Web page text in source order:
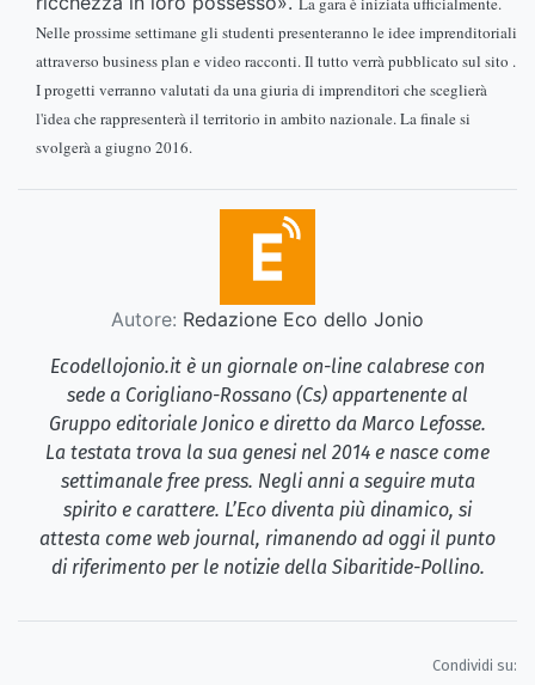
Nelle prossime settimane gli studenti presenteranno le idee imprenditoriali
attraverso business plan e video racconti. Il tutto verrà pubblicato sul sito .
I progetti verranno valutati da una giuria di imprenditori che sceglierà
l'idea che rappresenterà il territorio in ambito nazionale. La finale si
svolgerà a giugno 2016.
Autore: Redazione Eco dello Jonio
Ecodellojonio.it è un giornale on-line calabrese con
sede a Corigliano-Rossano (Cs) appartenente al
Gruppo editoriale Jonico e diretto da Marco Lefosse.
La testata trova la sua genesi nel 2014 e nasce come
settimanale free press. Negli anni a seguire muta
spirito e carattere. L’Eco diventa più dinamico, si
attesta come web journal, rimanendo ad oggi il punto
di riferimento per le notizie della Sibaritide-Pollino.
Condividi su: